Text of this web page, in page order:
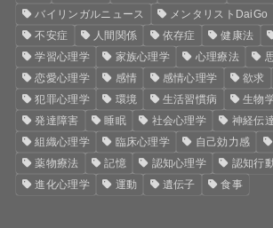
バイリンガルニュース
メンタリストDaiGo
不安症
人間関係 依存症 健康法
学習心理学
家族心理学 心理療法
恋愛心理学
感情 感情心理学 欲求
犯罪心理学
環境 生活習慣病 生物
発達障害
睡眠 社会心理学
神経伝
組織心理学
臨床心理学 自己効力感
薬物療法
記憶 認知心理学
認知行
進化心理学
運動 遺伝子 食事